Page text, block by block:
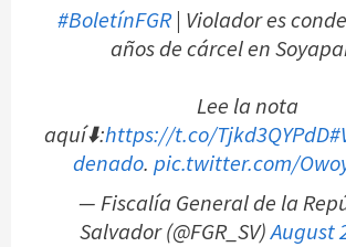
#BoletínFGR| Violador es
años de cárcel en
Lee la nota
aquí⬇️:https://t.co/Tjkd3QYPdD
denado. pic.twitter.com/
— Fiscalía General de la
Salvador (@FGR_SV)August